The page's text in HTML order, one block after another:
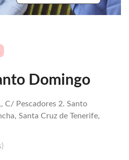
Domingo
C/ Pescadores 2. Santo
Santa Cruz de Tenerife,